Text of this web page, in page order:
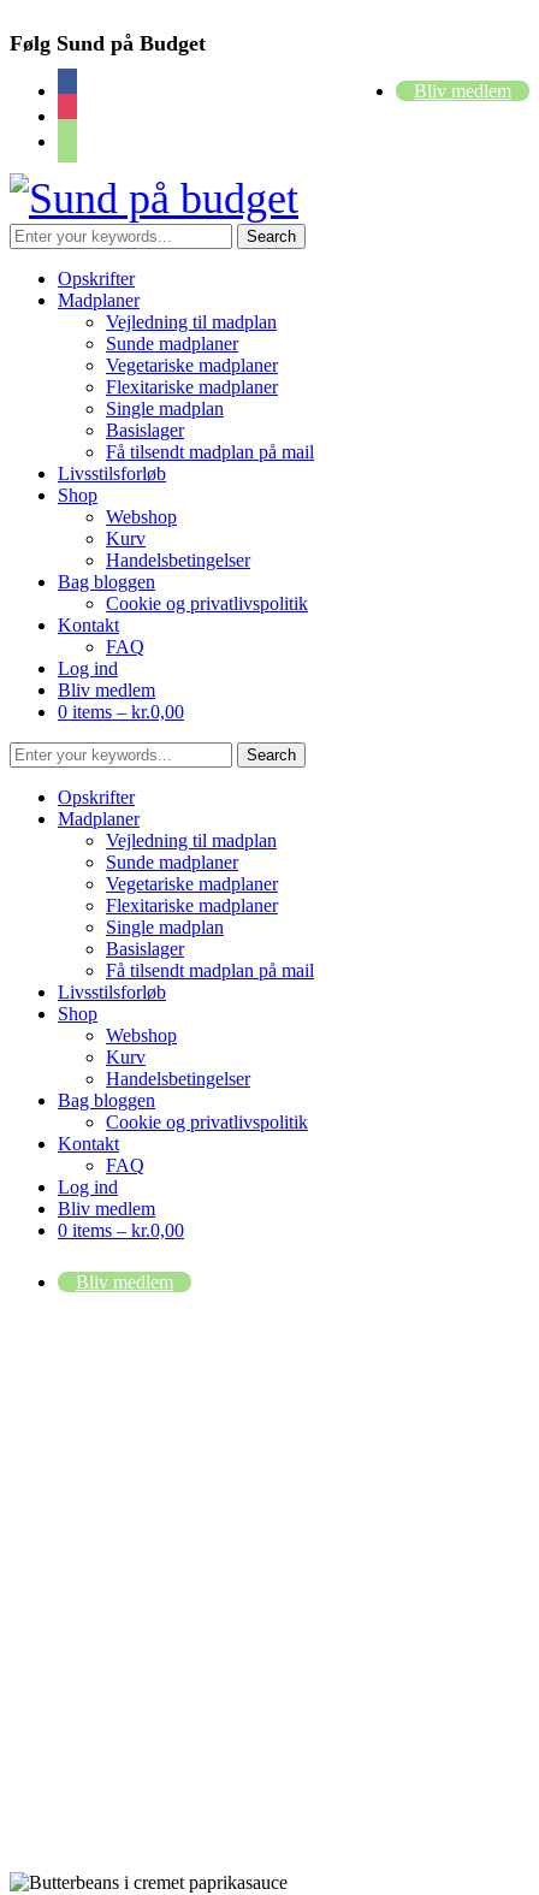
Følg Sund på Budget
Bliv medlem
Opskrifter
Madplaner
Vejledning til madplan
Sunde madplaner
Vegetariske madplaner
Flexitariske madplaner
Single madplan
Basislager
Få tilsendt madplan på mail
Livsstilsforløb
Shop
Webshop
Kurv
Handelsbetingelser
Bag bloggen
Cookie og privatlivspolitik
Kontakt
FAQ
Log ind
Bliv medlem
0 items – kr.0,00
Opskrifter
Madplaner
Vejledning til madplan
Sunde madplaner
Vegetariske madplaner
Flexitariske madplaner
Single madplan
Basislager
Få tilsendt madplan på mail
Livsstilsforløb
Shop
Webshop
Kurv
Handelsbetingelser
Bag bloggen
Cookie og privatlivspolitik
Kontakt
FAQ
Log ind
Bliv medlem
0 items – kr.0,00
Bliv medlem